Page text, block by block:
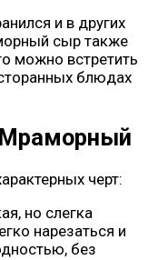
и в других
сыр также
можно встретить
блюдах
Мраморный
черт:
но слегка
нарезаться и
без